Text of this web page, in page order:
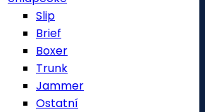
Slip
Brief
Boxer
Trunk
Jammer
Ostatní